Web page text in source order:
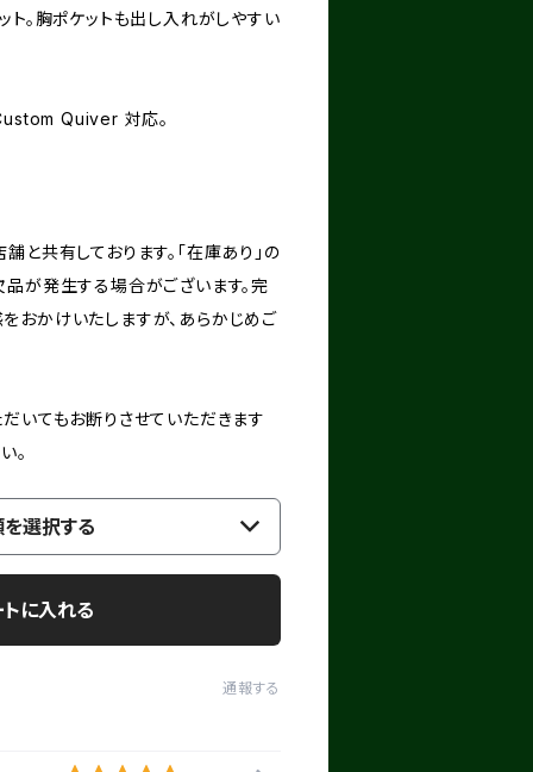
ト。胸ポケットも出し入れがしやすい
Quiver 対応。
と共有しております。「在庫あり」の
が発生する場合がございます。完
おかけいたしますが、あらかじめご
いてもお断りさせていただきます
。
選択する
に入れる
通報する